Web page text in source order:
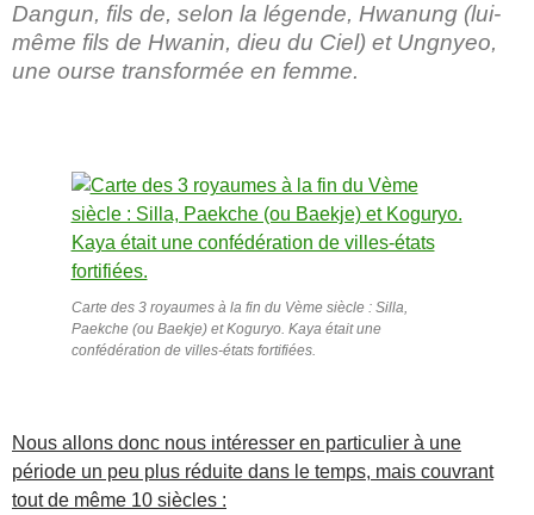
Dangun, fils de, selon la légende, Hwanung (lui-
même fils de Hwanin, dieu du Ciel) et Ungnyeo,
une ourse transformée en femme.
Carte des 3 royaumes à la fin du Vème siècle : Silla,
Paekche (ou Baekje) et Koguryo. Kaya était une
confédération de villes-états fortifiées.
Nous allons donc nous intéresser en particulier à une
période un peu plus réduite dans le temps, mais couvrant
tout de même 10 siècles :